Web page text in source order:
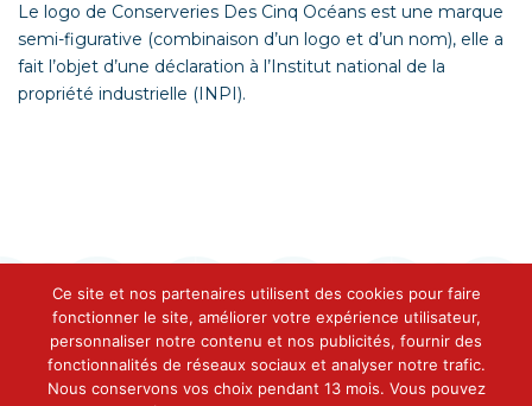
Le logo de Conserveries Des Cinq Océans est une marque
semi-figurative (combinaison d’un logo et d’un nom), elle a
fait l’objet d’une déclaration à l’Institut national de la
propriété industrielle (INPI).
Ce site et nos partenaires utilisent des cookies pour faire
fonctionner le site, améliorer votre expérience utilisateur,
personnaliser notre contenu et nos publicités, fournir des
fonctionnalités de réseaux sociaux et analyser notre trafic.
Nous conservons vos choix pendant 13 mois. Vous pouvez
Contact
Conserveries Des Cinq Océans